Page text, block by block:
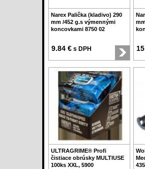
Narex Palička (kladivo) 290
mm /452 g.s výmennými
koncovkami 8750 02
9.84 € s DPH
ULTRAGRIME® Profi
čistiace obrúsky MULTIUSE
100ks XXL, 5900